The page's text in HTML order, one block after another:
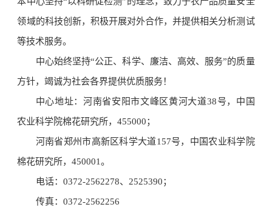
领域的科技创新，积极开展对外合作，并提供相关分析测试
等技术服务。
中心始终坚持“公正、科学、廉洁、高效、服务”的质量
方针，竭诚为社会各界提供优质服务！
中心地址：河南省安阳市文峰区黄河大道38号，中国
农业科学院棉花研究所，455000；
河南省郑州市高新区科学大道157号，中国农业科学院
棉花研究所，450001。
电话：0372-2562278、2525390；
传真：0372-2562256